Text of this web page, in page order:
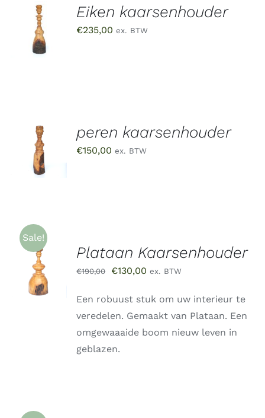
TOEVOEGEN
AAN
WINKELWAGEN
/
DETAILS
Eiken kaarsenhouder
€235,00 ex. BTW
TOEVOEGEN
AAN
WINKELWAGEN
/
DETAILS
peren kaarsenhouder
€150,00 ex. BTW
Sale!
TOEVOEGEN
AAN
WINKELWAGEN
/
DETAILS
Plataan Kaarsenhouder
€190,00
Oorspronkelijke
was:
€190,00.
€130,00 Huidige
is:
€130,00.
ex. BTW
Een robuust stuk om uw interieur te
veredelen. Gemaakt van Plataan. Een
omgewaaaide boom nieuw leven in
geblazen.